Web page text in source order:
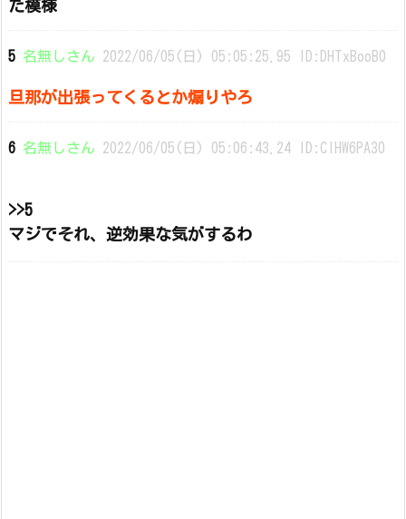
た模様
5 名無しさん 2022/06/05(日) 05:05:25.95 ID:DHTxBooB0
旦那が出張ってくるとか煽りやろ
6 名無しさん 2022/06/05(日) 05:06:43.24 ID:ClHW6PA30
>>5
マジでそれ、逆効果な気がするわ